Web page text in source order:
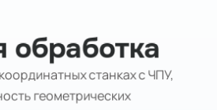
обработка
станках с ЧПУ,
геометрических